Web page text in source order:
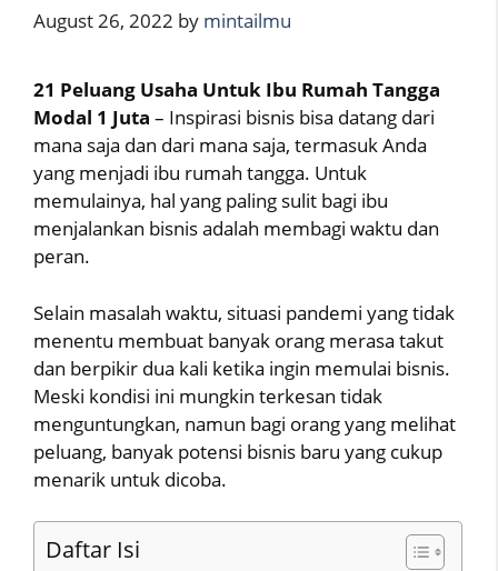
August 26, 2022 by mintailmu
21 Peluang Usaha Untuk Ibu Rumah Tangga
Modal 1 Juta – Inspirasi bisnis bisa datang dari
mana saja dan dari mana saja, termasuk Anda
yang menjadi ibu rumah tangga. Untuk
memulainya, hal yang paling sulit bagi ibu
menjalankan bisnis adalah membagi waktu dan
peran.
Selain masalah waktu, situasi pandemi yang tidak
menentu membuat banyak orang merasa takut
dan berpikir dua kali ketika ingin memulai bisnis.
Meski kondisi ini mungkin terkesan tidak
menguntungkan, namun bagi orang yang melihat
peluang, banyak potensi bisnis baru yang cukup
menarik untuk dicoba.
Daftar Isi